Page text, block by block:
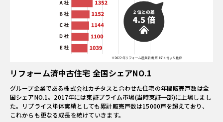
リフォーム済中古住宅 全国シェアNO.1
グループ企業である株式会社カチタスと合わせた住宅の年間販売戸数は全
国シェアNO.1。2017年には東証プライム市場(当時東証一部)に上場しまし
た。リプライス単体実績としても累計販売戸数は15000戸を超えており、
これからも更なる成長を続けていきます。